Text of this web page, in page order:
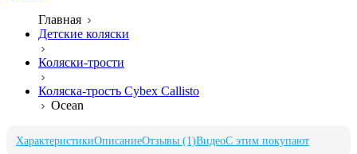
Главная
Детские коляски
Коляски-трости
Коляска-трость Cybex Callisto
Ocean
ХарактеристикиОписаниеОтзывы (1)ВидеоС этим покупают